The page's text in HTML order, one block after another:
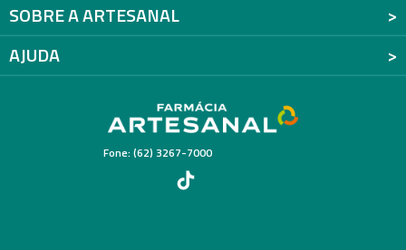
SOBRE A ARTESANAL
AJUDA
Fone: (62) 3267-7000